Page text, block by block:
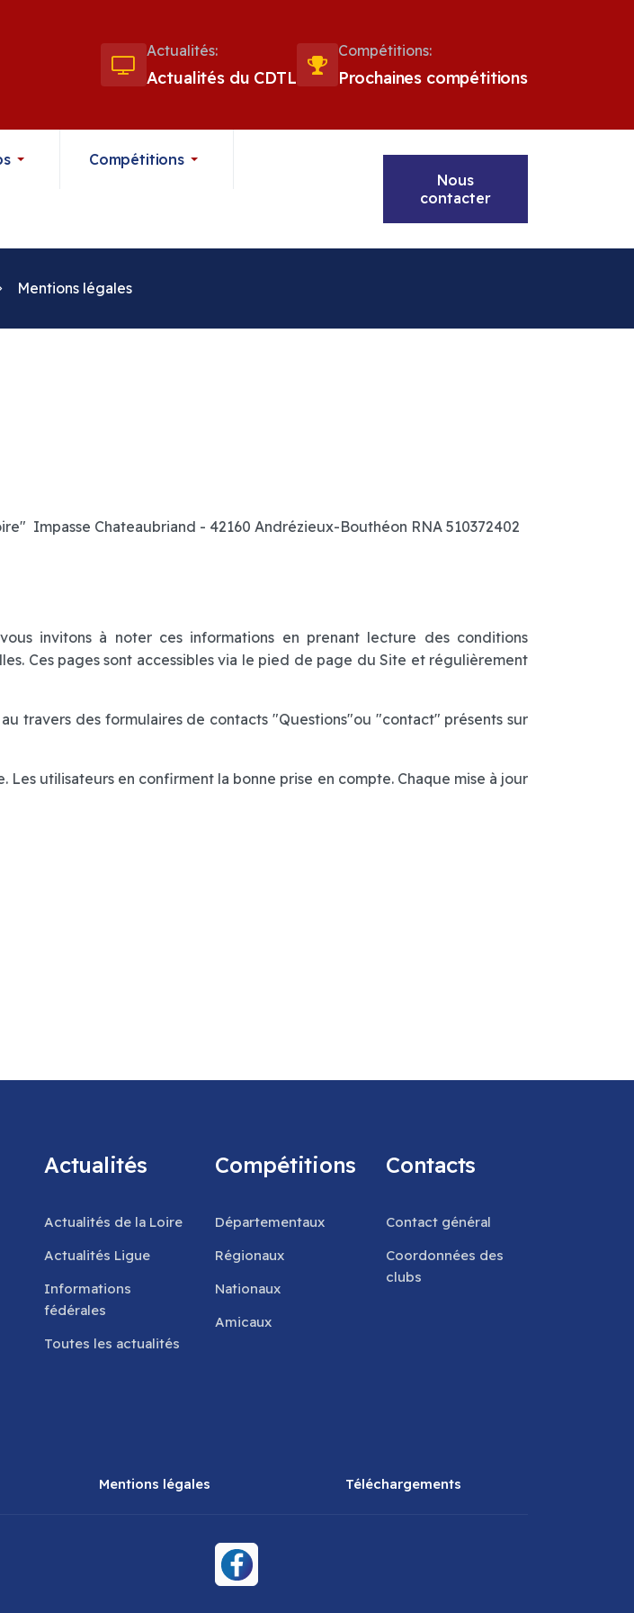
Actualités:
Actualités du CDTL
Compétitions:
Prochaines compétitions
Compétitions
Nous
contacter
Mentions légales
Impasse Chateaubriand - 42160 Andrézieux-Bouthéon RNA 510372402
invitons à noter ces informations en prenant lecture des conditions
Ces pages sont accessibles via le pied de page du Site et régulièrement
travers des formulaires de contacts "Questions"ou "contact" présents sur
utilisateurs en confirment la bonne prise en compte. Chaque mise à jour
Actualités
Actualités de la Loire
Actualités Ligue
Informations
fédérales
Toutes les actualités
Compétitions
Départementaux
Régionaux
Nationaux
Amicaux
Contacts
Contact général
Coordonnées des
clubs
Mentions légales Téléchargements